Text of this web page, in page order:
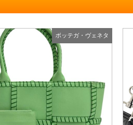
ボッテガ・ヴェネタ